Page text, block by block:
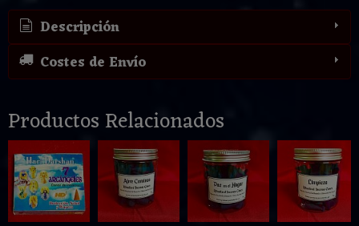
Descripción
Costes de Envío
Productos Relacionados